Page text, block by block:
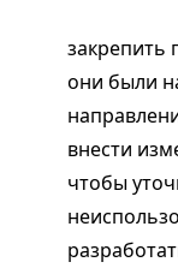
закрепить
они были
внести
чтобы